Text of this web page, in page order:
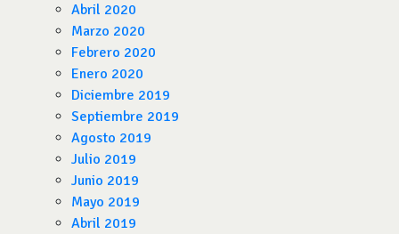
Abril 2020
Marzo 2020
Febrero 2020
Enero 2020
Diciembre 2019
Septiembre 2019
Agosto 2019
Julio 2019
Junio 2019
Mayo 2019
Abril 2019